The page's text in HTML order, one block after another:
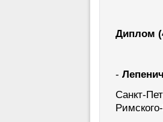
Диплом
-
Санкт-